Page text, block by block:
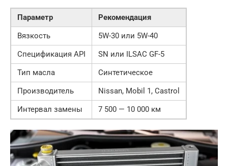
Параметр
Рекомендация
Вязкость
5W-30 или 5W-40
Спецификация API
SN или ILSAC GF-5
Тип масла
Синтетическое
Производитель
Nissan, Mobil 1, Castrol
Интервал замены
7 500 — 10 000 км